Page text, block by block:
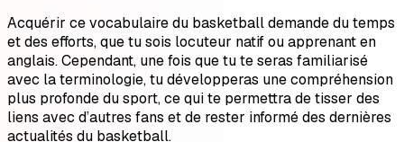
Acquérir ce vocabulaire du basketball demande du temps
et des efforts, que tu sois locuteur natif ou apprenant en
anglais. Cependant, une fois que tu te seras familiarisé
avec la terminologie, tu développeras une compréhension
plus profonde du sport, ce qui te permettra de tisser des
liens avec d’autres fans et de rester informé des dernières
actualités du basketball.